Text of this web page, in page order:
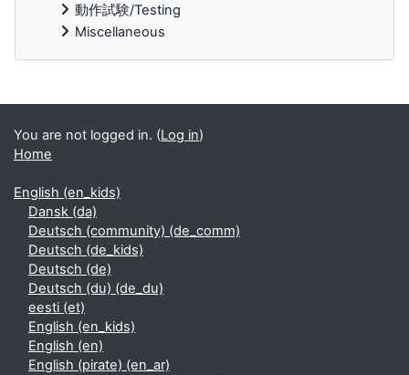
動作試験/Testing
Miscellaneous
Supplementary blocks
You are not logged in. (Log in)
Home
English ‎(en_kids)‎
Dansk ‎(da)‎
Deutsch (community) ‎(de_comm)‎
Deutsch ‎(de_kids)‎
Deutsch ‎(de)‎
Deutsch (du) ‎(de_du)‎
eesti ‎(et)‎
English ‎(en_kids)‎
English ‎(en)‎
English (pirate) ‎(en_ar)‎